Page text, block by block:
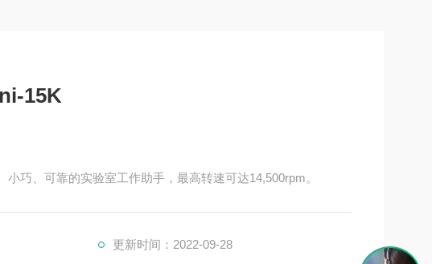
15K
巧、可靠的实验室工作助手，最高转速可达14,500rpm。
更新时间：2022-09-28